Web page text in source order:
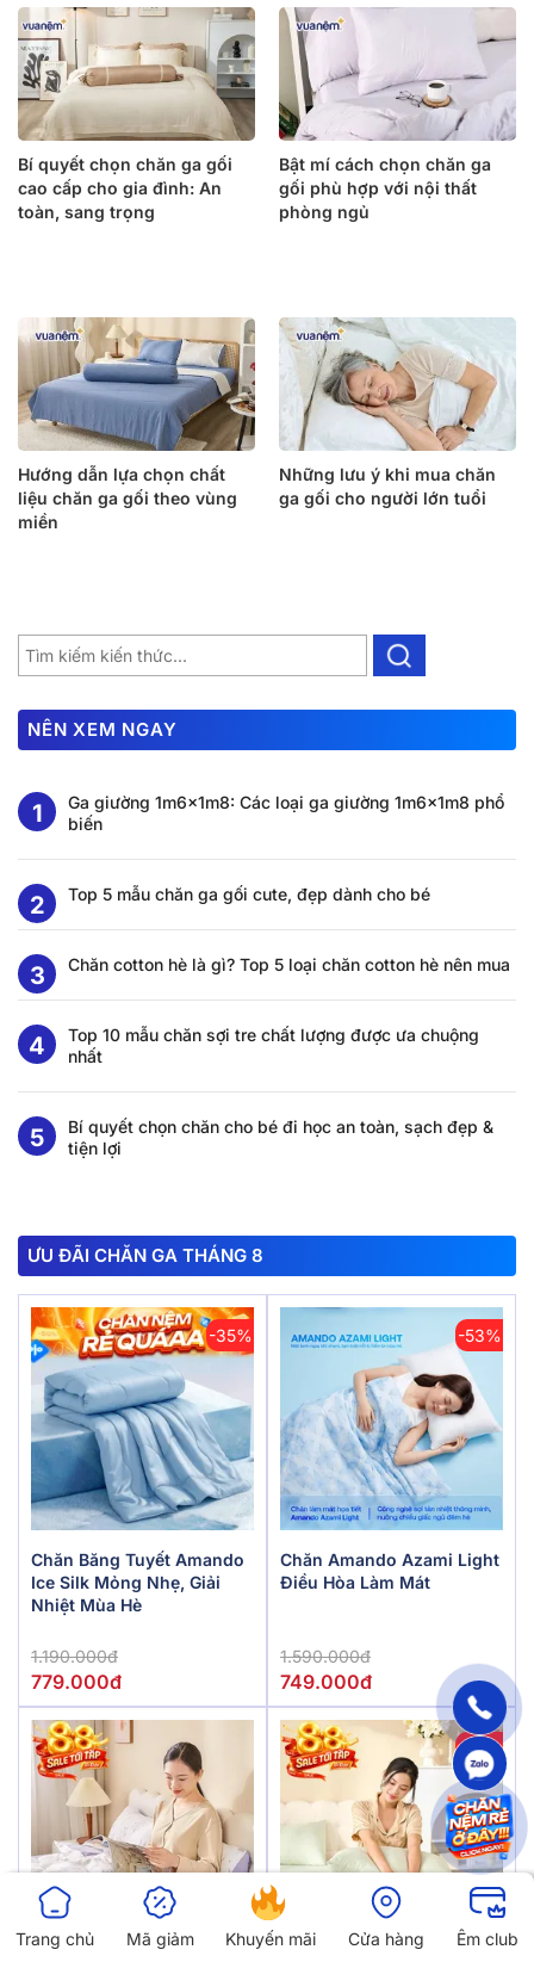
Bí quyết chọn chăn ga gối
cao cấp cho gia đình: An
toàn, sang trọng
Bật mí cách chọn chăn ga
gối phù hợp với nội thất
phòng ngủ
Hướng dẫn lựa chọn chất
liệu chăn ga gối theo vùng
miền
Những lưu ý khi mua chăn
ga gối cho người lớn tuổi
NÊN XEM NGAY
Ga giường 1m6x1m8: Các loại ga giường 1m6x1m8 phổ
biến
Top 5 mẫu chăn ga gối cute, đẹp dành cho bé
Chăn cotton hè là gì? Top 5 loại chăn cotton hè nên mua
Top 10 mẫu chăn sợi tre chất lượng được ưa chuộng
nhất
Bí quyết chọn chăn cho bé đi học an toàn, sạch đẹp &
tiện lợi
ƯU ĐÃI CHĂN GA THÁNG 8
-35%
Chăn Băng Tuyết Amando
Ice Silk Mỏng Nhẹ, Giải
Nhiệt Mùa Hè
1.190.000đ
779.000đ
-53%
Chăn Amando Azami Light
Điều Hòa Làm Mát
1.590.000đ
749.000đ
-43%
Trang chủ Mã giảm Khuyến mãi Cửa hàng Êm club